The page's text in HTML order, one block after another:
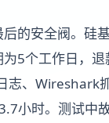
的安全阀。硅
5个工作日，
志、Wireshark
小时。测试中